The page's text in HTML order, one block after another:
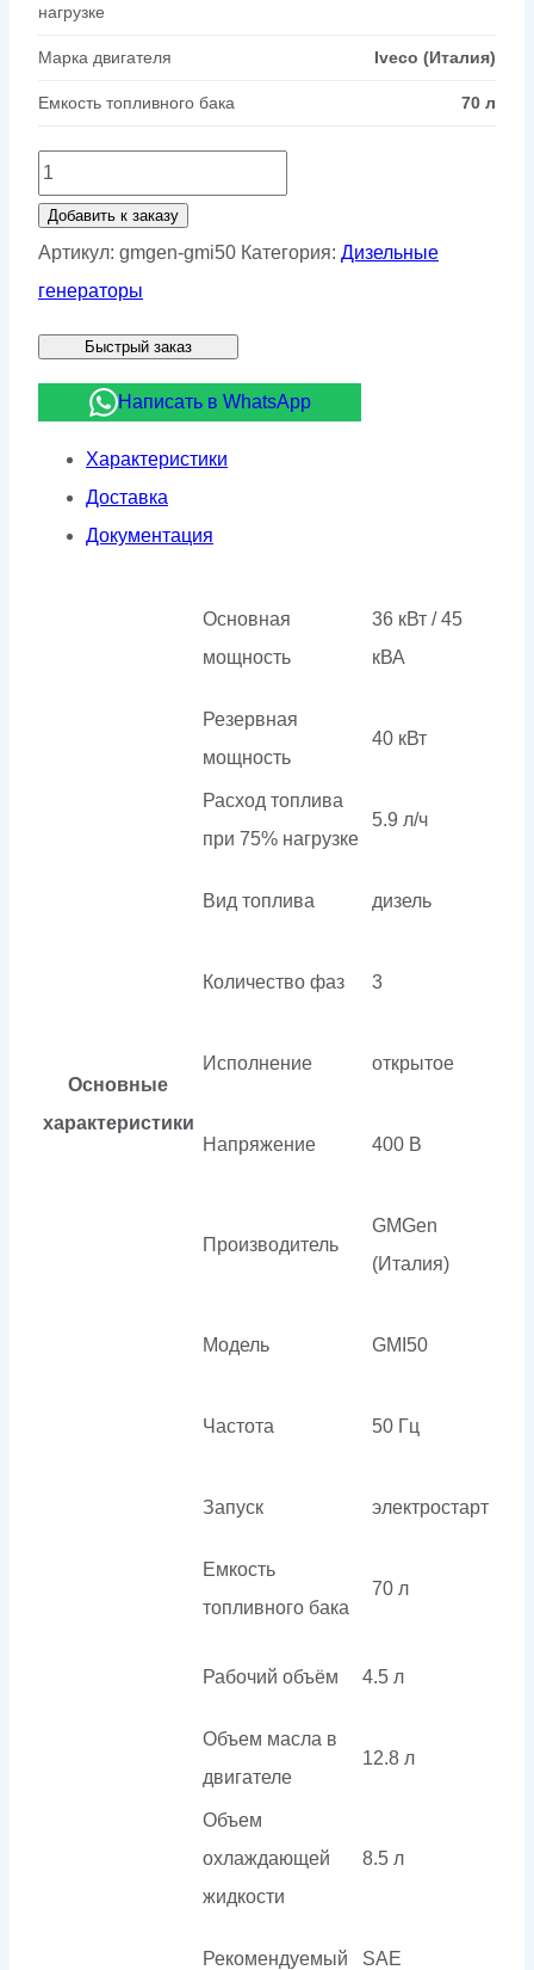
нагрузке
Марка двигателя Iveco (Италия)
Емкость топливного бака 70 л
Количество
товара
Дизельный
генератор
GMI50
Добавить к заказу
Артикул: gmgen-gmi50 Категория: Дизельные
генераторы
Быстрый заказ
Написать в WhatsApp
Характеристики
Доставка
Документация
Основные
характеристики
Основная
мощность
36 кВт / 45
кВА
Резервная
мощность
40 кВт
Расход топлива
при 75% нагрузке
5.9 л/ч
Вид топлива дизель
Количество фаз 3
Исполнение открытое
Напряжение 400 В
Производитель
GMGen
(Италия)
Модель GMI50
Частота 50 Гц
Запуск электростарт
Емкость
топливного бака
70 л
Рабочий объём 4.5 л
Объем масла в
двигателе
12.8 л
Объем
охлаждающей
жидкости
8.5 л
Рекомендуемый
SAE